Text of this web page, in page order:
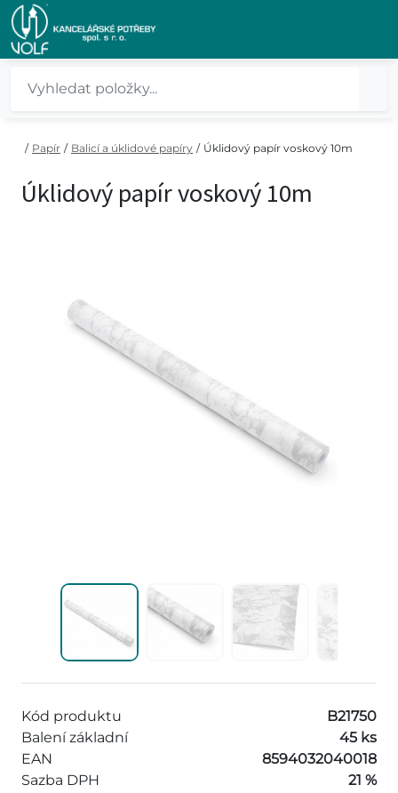
/ Papír / Balicí a úklidové papíry / Úklidový papír voskový 10m
Úklidový papír voskový 10m
Kód produktu
B21750
Balení základní
45 ks
EAN
8594032040018
Sazba DPH
21 %